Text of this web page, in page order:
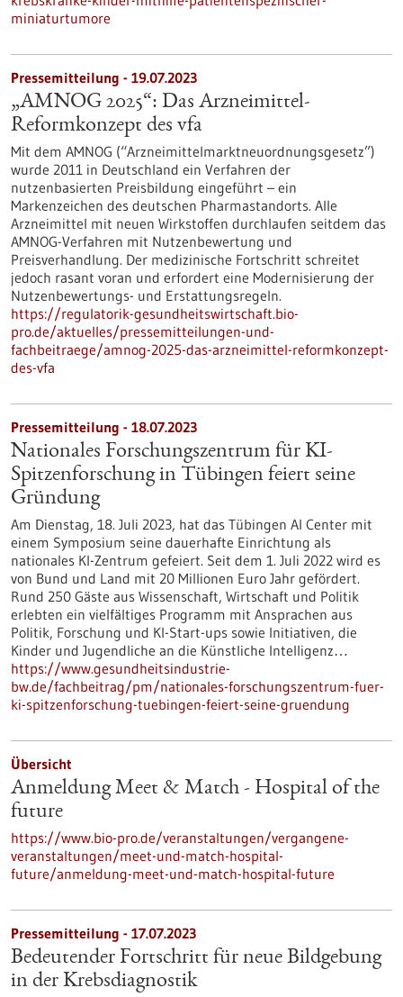
miniaturtumore
Pressemitteilung - 19.07.2023
„AMNOG 2025“: Das Arzneimittel-
Reformkonzept des vfa
Mit dem AMNOG (“Arzneimittelmarktneuordnungsgesetz”)
wurde 2011 in Deutschland ein Verfahren der
nutzenbasierten Preisbildung eingeführt – ein
Markenzeichen des deutschen Pharmastandorts. Alle
Arzneimittel mit neuen Wirkstoffen durchlaufen seitdem das
AMNOG-Verfahren mit Nutzenbewertung und
Preisverhandlung. Der medizinische Fortschritt schreitet
jedoch rasant voran und erfordert eine Modernisierung der
Nutzenbewertungs- und Erstattungsregeln.
https://regulatorik-gesundheitswirtschaft.bio-
pro.de/aktuelles/pressemitteilungen-und-
fachbeitraege/amnog-2025-das-arzneimittel-reformkonzept-
des-vfa
Pressemitteilung - 18.07.2023
Nationales Forschungszentrum für KI-
Spitzenforschung in Tübingen feiert seine
Gründung
Am Dienstag, 18. Juli 2023, hat das Tübingen AI Center mit
einem Symposium seine dauerhafte Einrichtung als
nationales KI-Zentrum gefeiert. Seit dem 1. Juli 2022 wird es
von Bund und Land mit 20 Millionen Euro Jahr gefördert.
Rund 250 Gäste aus Wissenschaft, Wirtschaft und Politik
erlebten ein vielfältiges Programm mit Ansprachen aus
Politik, Forschung und KI-Start-ups sowie Initiativen, die
Kinder und Jugendliche an die Künstliche Intelligenz…
https://www.gesundheitsindustrie-
bw.de/fachbeitrag/pm/nationales-forschungszentrum-fuer-
ki-spitzenforschung-tuebingen-feiert-seine-gruendung
Übersicht
Anmeldung Meet & Match - Hospital of the
future
https://www.bio-pro.de/veranstaltungen/vergangene-
veranstaltungen/meet-und-match-hospital-
future/anmeldung-meet-und-match-hospital-future
Pressemitteilung - 17.07.2023
Bedeutender Fortschritt für neue Bildgebung
in der Krebsdiagnostik